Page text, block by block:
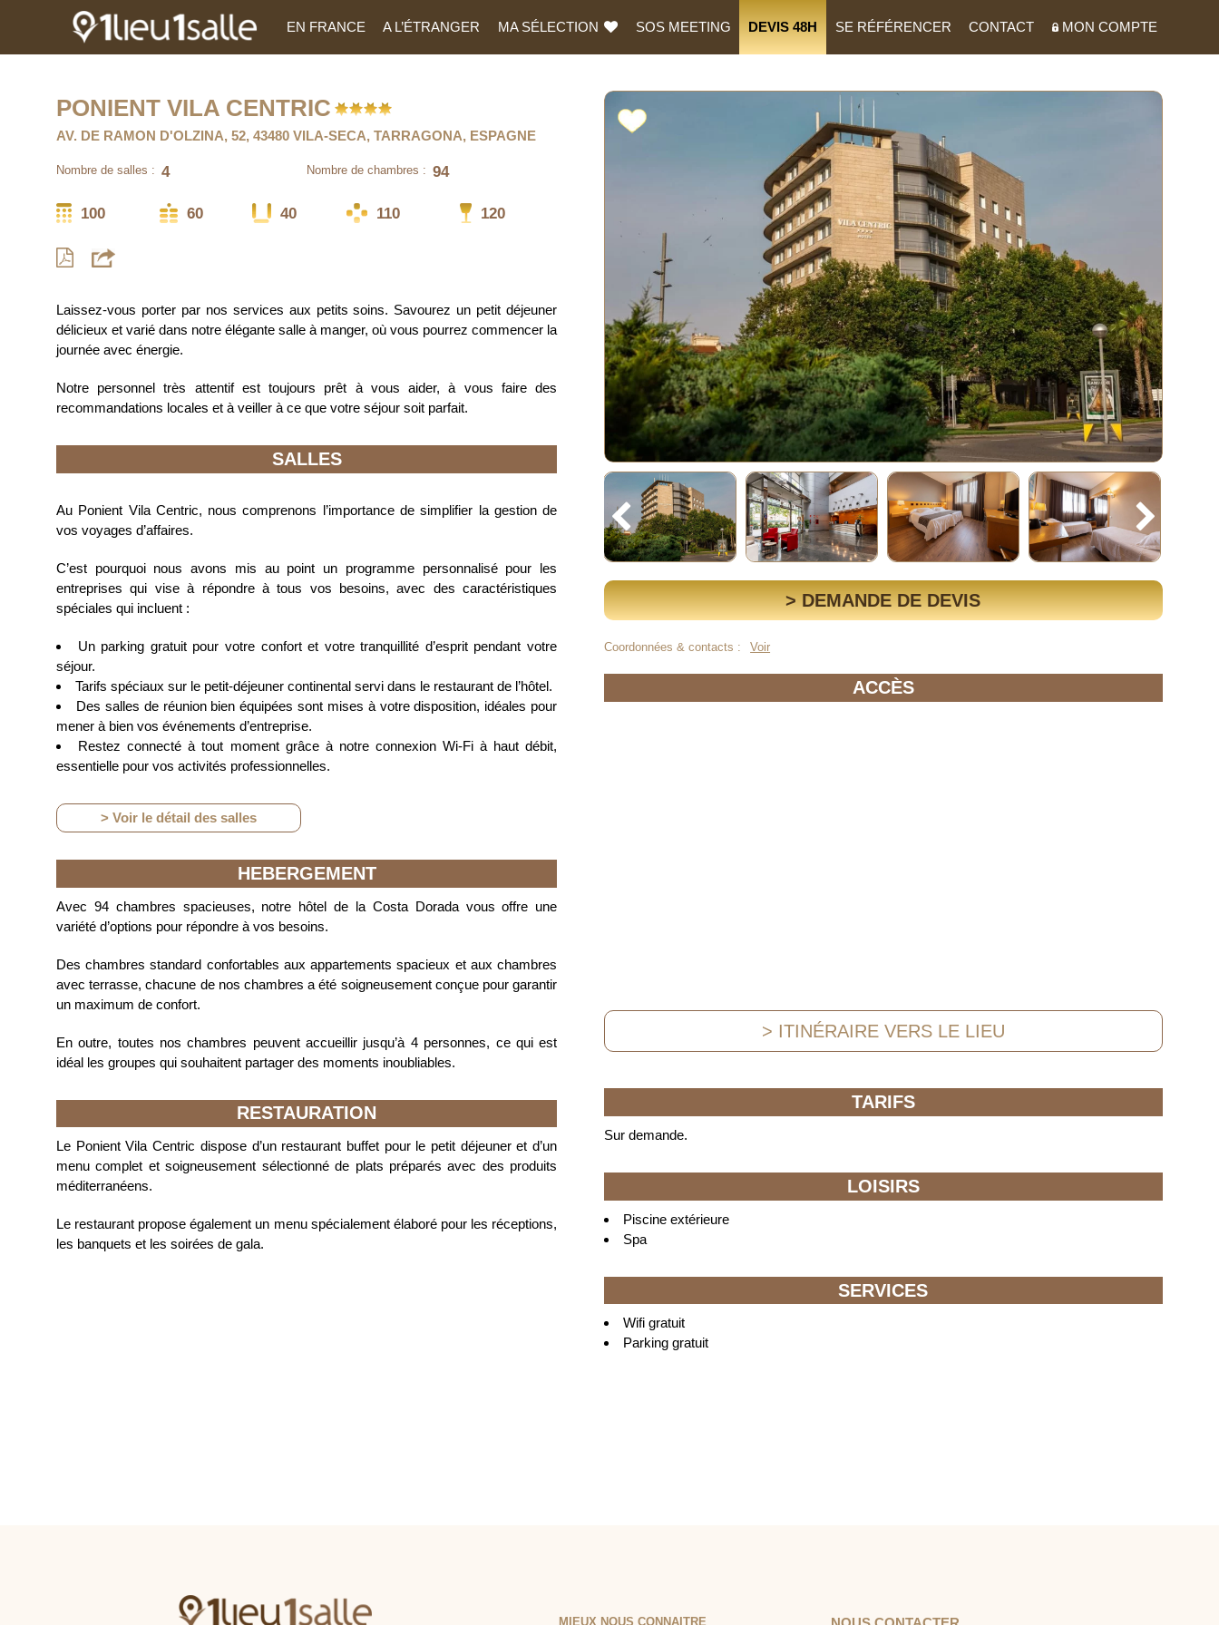
EN FRANCE A L’ÉTRANGER MA SÉLECTION SOS MEETING DEVIS 48H SE RÉFÉRENCER CONTACT MON COMPTE
PONIENT VILA CENTRIC
AV. DE RAMON D'OLZINA, 52, 43480 VILA-SECA, TARRAGONA, ESPAGNE
Nombre de salles : 4 Nombre de chambres : 94
100 60 40 110 120
Laissez-vous porter par nos services aux petits soins. Savourez un petit déjeuner
délicieux et varié dans notre élégante salle à manger, où vous pourrez commencer la
journée avec énergie.
Notre personnel très attentif est toujours prêt à vous aider, à vous faire des
recommandations locales et à veiller à ce que votre séjour soit parfait.
SALLES
Au Ponient Vila Centric, nous comprenons l’importance de simplifier la gestion de
vos voyages d’affaires.
C’est pourquoi nous avons mis au point un programme personnalisé pour les
entreprises qui vise à répondre à tous vos besoins, avec des caractéristiques
spéciales qui incluent :
Un parking gratuit pour votre confort et votre tranquillité d’esprit pendant votre
séjour.
Tarifs spéciaux sur le petit-déjeuner continental servi dans le restaurant de l’hôtel.
Des salles de réunion bien équipées sont mises à votre disposition, idéales pour
mener à bien vos événements d’entreprise.
Restez connecté à tout moment grâce à notre connexion Wi-Fi à haut débit,
essentielle pour vos activités professionnelles.
> Voir le détail des salles
HEBERGEMENT
Avec 94 chambres spacieuses, notre hôtel de la Costa Dorada vous offre une
variété d’options pour répondre à vos besoins.
Des chambres standard confortables aux appartements spacieux et aux chambres
avec terrasse, chacune de nos chambres a été soigneusement conçue pour garantir
un maximum de confort.
En outre, toutes nos chambres peuvent accueillir jusqu’à 4 personnes, ce qui est
idéal les groupes qui souhaitent partager des moments inoubliables.
RESTAURATION
Le Ponient Vila Centric dispose d’un restaurant buffet pour le petit déjeuner et d’un
menu complet et soigneusement sélectionné de plats préparés avec des produits
méditerranéens.
Le restaurant propose également un menu spécialement élaboré pour les réceptions,
les banquets et les soirées de gala.
> DEMANDE DE DEVIS
Coordonnées & contacts : Voir
ACCÈS
> ITINÉRAIRE VERS LE LIEU
TARIFS
Sur demande.
LOISIRS
Piscine extérieure
Spa
SERVICES
Wifi gratuit
Parking gratuit
MIEUX NOUS CONNAITRE